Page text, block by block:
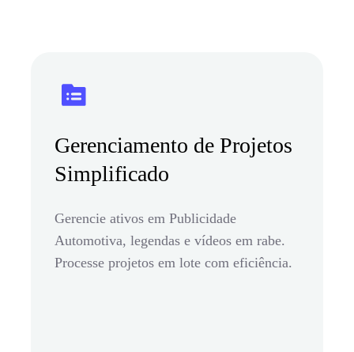
Gerenciamento de Projetos
Simplificado
Gerencie ativos em Publicidade
Automotiva, legendas e vídeos em rabe.
Processe projetos em lote com eficiência.